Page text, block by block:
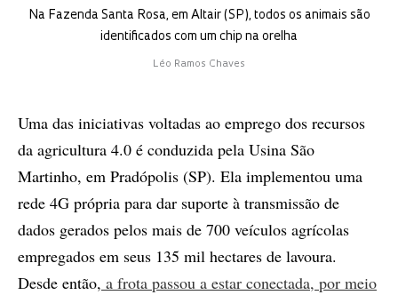
Na Fazenda Santa Rosa, em Altair (SP), todos os animais são
identificados com um chip na orelha
Léo Ramos Chaves
Uma das iniciativas voltadas ao emprego dos recursos
da agricultura 4.0 é conduzida pela Usina São
Martinho, em Pradópolis (SP). Ela implementou uma
rede 4G própria para dar suporte à transmissão de
dados gerados pelos mais de 700 veículos agrícolas
empregados em seus 135 mil hectares de lavoura.
Desde então, a frota passou a estar conectada, por meio